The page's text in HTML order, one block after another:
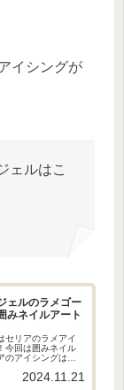
イシングが
ェルはこ
ェルのラメゴー
みネイルアート
セリアのラメアイ
今回は囲みネイル
のアイシングはこ
！重ためのテクス
2024.11.21